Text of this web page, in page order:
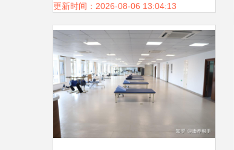
机
更新时间：2026-08-06 13:04:13